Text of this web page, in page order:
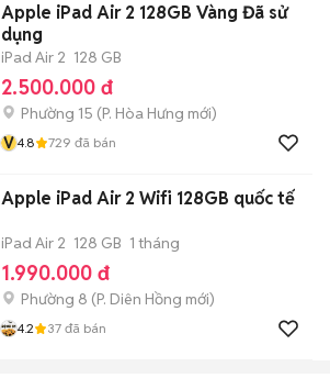
Apple iPad Air 2 128GB Vàng Đã sử
dụng
iPad Air 2 128 GB
2.500.000 đ
Phường 15 (P. Hòa Hưng mới)
V4.8 729 đã bán
Apple iPad Air 2 Wifi 128GB quốc tế
iPad Air 2 128 GB 1 tháng
1.990.000 đ
Phường 8 (P. Diên Hồng mới)
4.2 37 đã bán